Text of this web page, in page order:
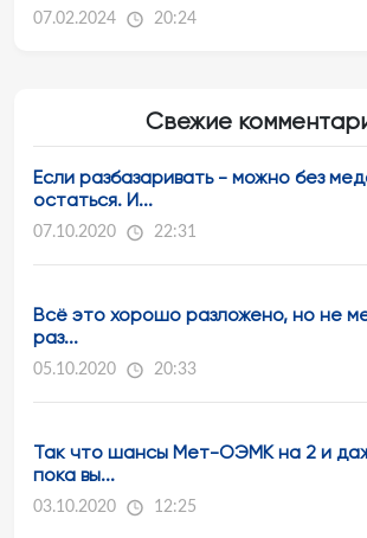
07.02.2024 20:24
Свежие
Если разбазаривать - можно без
остаться. И...
07.10.2020 22:31
Всё это хорошо разложено, но не
раз...
05.10.2020 20:33
Так что шансы Мет-ОЭМК на 2 и
пока вы...
03.10.2020 12:25